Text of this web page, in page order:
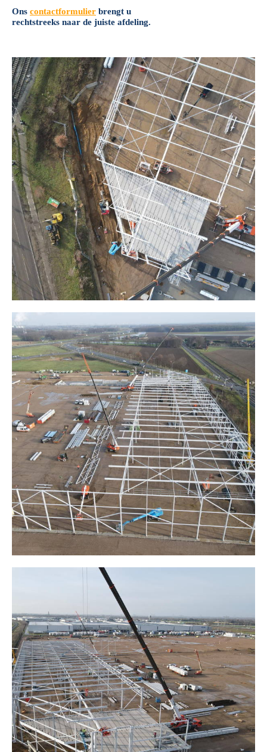
Ons contactformulier brengt u
rechtstreeks naar de juiste afdeling.